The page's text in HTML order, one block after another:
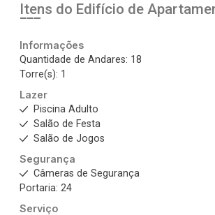
Itens do Edifício de
Informações
Quantidade de Andares: 18
Torre(s): 1
Lazer
Piscina Adulto
Salão de Festa
Salão de Jogos
Segurança
Câmeras de Segurança
Portaria: 24
Serviço